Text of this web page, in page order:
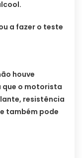
a fazer o teste
houve
que o motorista
resistência
também pode